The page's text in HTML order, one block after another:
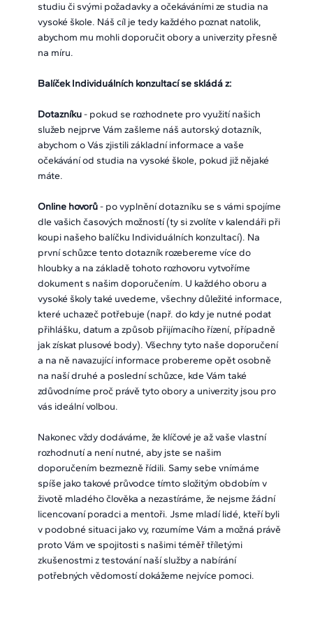
studiu či svými požadavky a očekáváními ze studia na
vysoké škole. Náš cíl je tedy každého poznat natolik,
abychom mu mohli doporučit obory a univerzity přesně
na míru.
Balíček Individuálních konzultací se skládá z:
Dotazníku- pokud se rozhodnete pro využití našich
služeb nejprve Vám zašleme náš autorský dotazník,
abychom o Vás zjistili základní informace a vaše
očekávání od studia na vysoké škole, pokud již nějaké
máte.
Online hovorů- po vyplnění dotazníku se s vámi spojíme
dle vašich časových možností (ty si zvolíte v kalendáři při
koupi našeho balíčku Individuálních konzultací). Na
první schůzce tento dotazník rozebereme více do
hloubky a na základě tohoto rozhovoru vytvoříme
dokument s našim doporučením. U každého oboru a
vysoké školy také uvedeme, všechny důležité informace,
které uchazeč potřebuje (např. do kdy je nutné podat
přihlášku, datum a způsob přijímacího řízení, případně
jak získat plusové body). Všechny tyto naše doporučení
a na ně navazující informace probereme opět osobně
na naší druhé a poslední schůzce, kde Vám také
zdůvodníme proč právě tyto obory a univerzity jsou pro
vás ideální volbou.​
Nakonec vždy dodáváme, že klíčové je až vaše vlastní
rozhodnutí a není nutné, aby jste se našim
doporučením bezmezně řídili. Samy sebe vnímáme
spíše jako takové průvodce tímto složitým obdobím v
životě mladého člověka a nezastíráme, že nejsme žádní
licencovaní poradci a mentoři. Jsme mladí lidé, kteří byli
v podobné situaci jako vy, rozumíme Vám a možná právě
proto Vám ve spojitosti s našimi téměř tříletými
zkušenostmi z testování naší služby a nabírání
potřebných vědomostí dokážeme nejvíce pomoci.